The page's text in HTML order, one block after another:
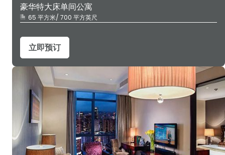
豪华特大床单间公寓
65 平方米/ 700 平方英尺
立即预订